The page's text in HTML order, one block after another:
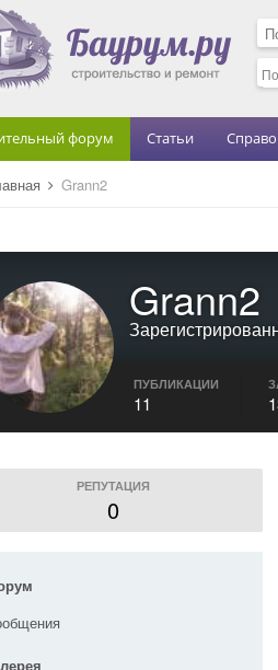
форум Статьи
Grann2
Grann2
ПУБЛИКАЦИИ
11
РЕПУТАЦИЯ
0